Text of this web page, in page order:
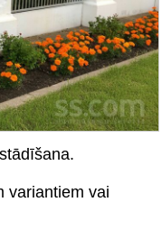
variantiem vai